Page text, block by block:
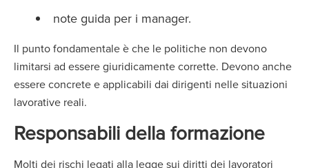
note guida per i manager.
Il punto fondamentale è che le politiche non devono
limitarsi ad essere giuridicamente corrette. Devono anche
essere concrete e applicabili dai dirigenti nelle situazioni
lavorative reali.
Responsabili della formazione
Molti dei rischi legati alla legge sui diritti dei lavoratori